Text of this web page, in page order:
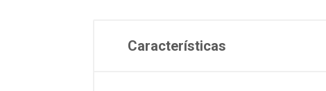
Características